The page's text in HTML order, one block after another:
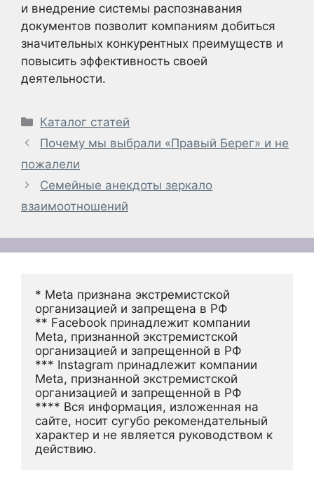
и внедрение системы распознавания
документов позволит компаниям добиться
значительных конкурентных преимуществ и
повысить эффективность своей
деятельности.
Рубрики
Каталог статей
Почему мы выбрали «Правый Берег» и не
пожалели
Семейные анекдоты зеркало
взаимоотношений
* Meta признана экстремистской
организацией и запрещена в РФ
** Facebook принадлежит компании
Meta, признанной экстремистской
организацией и запрещенной в РФ
*** Instagram принадлежит компании
Meta, признанной экстремистской
организацией и запрещенной в РФ
**** Вся информация, изложенная на
сайте, носит сугубо рекомендательный
характер и не является руководством к
действию.